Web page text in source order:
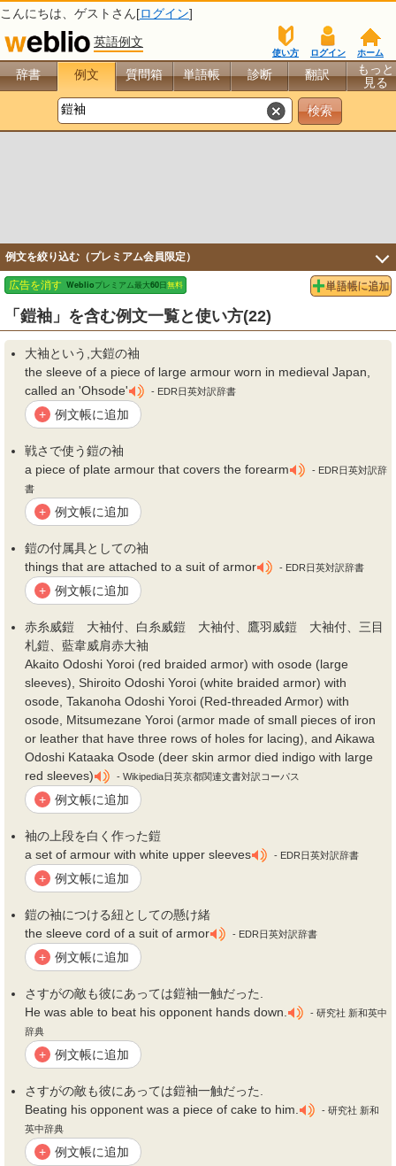
こんにちは、 ゲスト さん[ログイン]
英語例文
ホーム
ログイン
使い方
辞書 例文 質問箱 単語帳 診断 翻訳
もっと
見る
例文を絞り込む（プレミアム会員限定）
「鎧袖」を含む例文一覧と使い方(22)
大袖という,大鎧の袖
the sleeve of a piece of large armour worn in medieval Japan,
called an 'Ohsode'
- EDR日英対訳辞書
+ 例文帳に追加
戦さで使う鎧の袖
a piece of plate armour that covers the forearm
- EDR日英対訳辞
書
+ 例文帳に追加
鎧の付属具としての袖
things that are attached to a suit of armor
- EDR日英対訳辞書
+ 例文帳に追加
赤糸威鎧 大袖付、白糸威鎧 大袖付、鷹羽威鎧 大袖付、三目
札鎧 、藍韋威肩赤大袖
Akaito Odoshi Yoroi (red braided armor) with osode (large
sleeves), Shiroito Odoshi Yoroi (white braided armor) with
osode, Takanoha Odoshi Yoroi (Red-threaded Armor) with
osode, Mitsumezane Yoroi (armor made of small pieces of iron
or leather that have three rows of holes for lacing), and Aikawa
Odoshi Kataaka Osode (deer skin armor died indigo with large
red sleeves)
- Wikipedia日英京都関連文書対訳コーパス
+ 例文帳に追加
袖の上段を白く作った鎧
a set of armour with white upper sleeves
- EDR日英対訳辞書
+ 例文帳に追加
鎧の袖につける紐としての懸け緒
the sleeve cord of a suit of armor
- EDR日英対訳辞書
+ 例文帳に追加
さすがの敵も彼にあっては鎧袖一触だった.
He was able to beat his opponent hands down.
- 研究社 新和英中
辞典
+ 例文帳に追加
さすがの敵も彼にあっては鎧袖一触だった.
Beating his opponent was a piece of cake to him.
- 研究社 新和
英中辞典
+ 例文帳に追加